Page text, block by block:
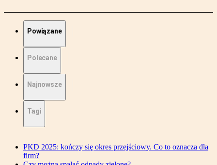
Powiązane
Polecane
Najnowsze
Tagi
PKD 2025: kończy się okres przejściowy. Co to oznacza dla
firm?